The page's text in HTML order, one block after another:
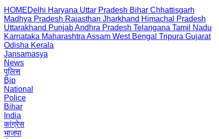
HOMEDelhi Haryana Uttar Pradesh Bihar Chhattisgarh
Madhya Pradesh Rajasthan Jharkhand Himachal Pradesh
Uttarakhand PunjabAndhra Pradesh Telangana Tamil Nadu
Karnataka Maharashtra Assam West Bengal Tripura Gujarat
Odisha Kerala
Jansamasya
News
पुलिस
Bjp
National
Police
Bihar
India
कांग्रेस
भाजपा